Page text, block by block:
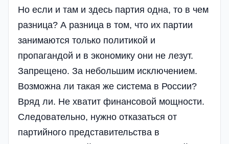
Но если и там и здесь партия одна, то в чем
разница? А разница в том, что их партии
занимаются только политикой и
пропагандой и в экономику они не лезут.
Запрещено. За небольшим исключением.
Возможна ли такая же система в России?
Вряд ли. Не хватит финансовой мощности.
Следовательно, нужно отказаться от
партийного представительства в